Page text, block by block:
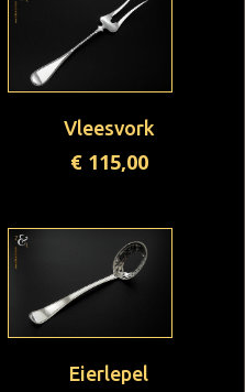
Vleesvork
€115,00
Eierlepel